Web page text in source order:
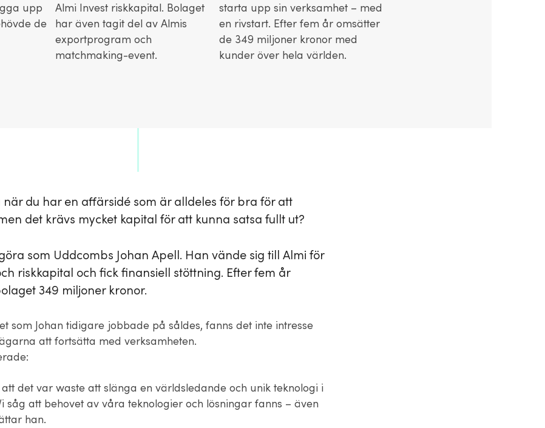
upp
de
Almi Invest riskkapital. Bolaget
har även tagit del av Almis
exportprogram och
matchmaking-event.
starta upp sin verksamhet – med
en rivstart. Efter fem år omsätter
de 349 miljoner kronor med
kunder över hela världen.
när du har en affärsidé som är alldeles för bra för att
det krävs mycket kapital för att kunna satsa fullt ut?
som Uddcombs Johan Apell. Han vände sig till Almi för
riskkapital och fick finansiell stöttning. Efter fem år
349 miljoner kronor.
som Johan tidigare jobbade på såldes, fanns det inte intresse
att fortsätta med verksamheten.
att det var waste att slänga en världsledande och unik teknologi i
såg att behovet av våra teknologier och lösningar fanns – även
han.